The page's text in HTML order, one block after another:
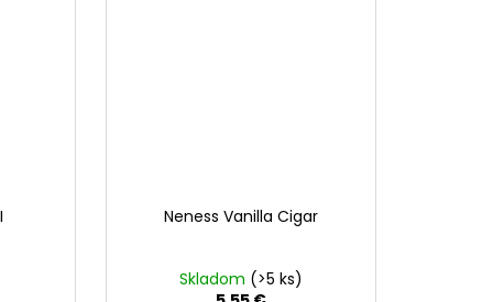
Neness Vanilla Cigar
Skladom (>5 ks)